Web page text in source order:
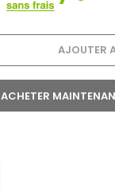
AJOUTER
ACHETER